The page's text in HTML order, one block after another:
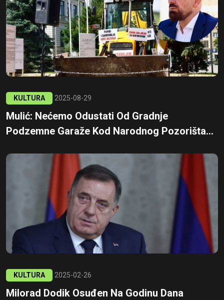
KULTURA 2025-08-29
Mulić: Nećemo Odustati Od Gradnje
Podzemne Garaže Kod Narodnog Pozorišta...
KULTURA 2025-02-26
Milorad Dodik Osuđen Na Godinu Dana